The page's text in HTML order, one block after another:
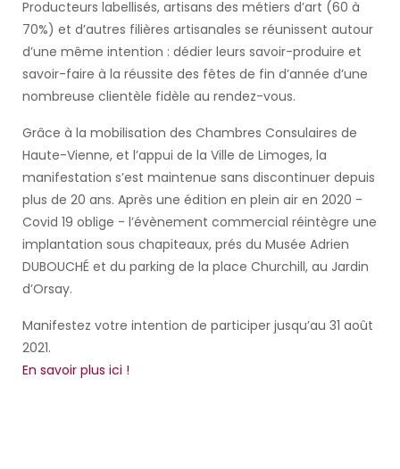
Producteurs labellisés, artisans des métiers d’art (60 à
70%) et d’autres filières artisanales se réunissent autour
d’une même intention : dédier leurs savoir-produire et
savoir-faire à la réussite des fêtes de fin d’année d’une
nombreuse clientèle fidèle au rendez-vous.
Grâce à la mobilisation des Chambres Consulaires de
Haute-Vienne, et l’appui de la Ville de Limoges, la
manifestation s’est maintenue sans discontinuer depuis
plus de 20 ans. Après une édition en plein air en 2020 -
Covid 19 oblige - l’évènement commercial réintègre une
implantation sous chapiteaux, prés du Musée Adrien
DUBOUCHÉ et du parking de la place Churchill, au Jardin
d’Orsay.
Manifestez votre intention de participer jusqu’au 31 août
2021.
En savoir plus ici !